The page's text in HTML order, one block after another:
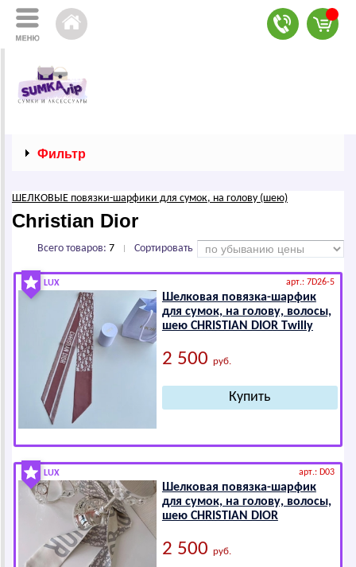
Фильтр
ШЕЛКОВЫЕ повязки-шарфики для сумок, на голову (шею)
Christian Dior
Всего товаров: 7 Сортировать
LUX арт.: 7D26-5
Шелковая повязка-шарфик
для сумок, на голову, волосы,
шею СНRISТIАN DIОR Twilly
2 500 руб.
LUX арт.: D03
Шелковая повязка-шарфик
для сумок, на голову, волосы,
шею СНRISТIАN DIОR
2 500 руб.